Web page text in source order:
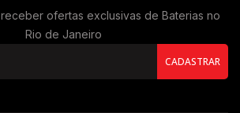
ofertas exclusivas de Baterias no
Rio de Janeiro
CADASTRAR